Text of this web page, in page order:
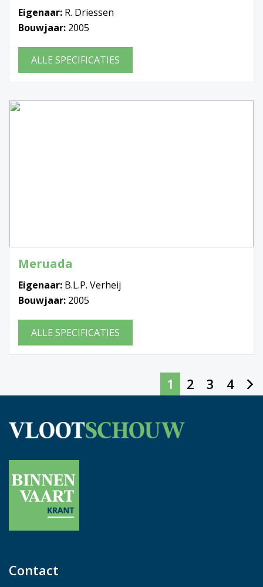
Eigenaar: R. Driessen
Bouwjaar: 2005
ALLE SPECIFICATIES
Meruada
Eigenaar: B.L.P. Verheij
Bouwjaar: 2005
ALLE SPECIFICATIES
1 2 3 4
Contact